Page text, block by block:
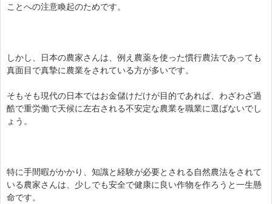
ことへの注意喚起のためです。
しかし、日本の農家さんは、例え農薬を使った慣行農法であっても
真面目で真摯に農業をされている方が多いです。
そもそも現代の日本ではお金儲けだけが目的であれば、わざわざ過
酷で重労働で天候に左右される不安定な農業を職業に選ばないでし
ょう。
特に手間暇がかかり、知識と経験が必要とされる自然農法をされて
いる農家さんは、少しでも安全で健康に良い作物を作ろうと一生懸
命です。